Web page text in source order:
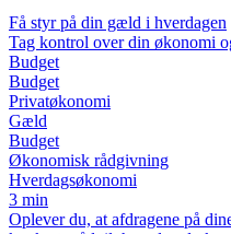
Få styr på din gæld i hverdagen
Tag kontrol over din økonomi
Budget
Budget
Privatøkonomi
Gæld
Budget
Økonomisk rådgivning
Hverdagsøkonomi
3 min
Oplever du, at afdragene på